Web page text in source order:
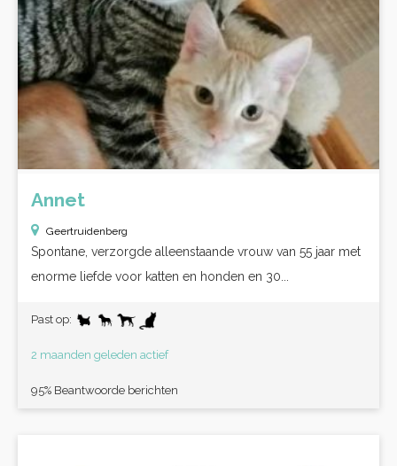
Annet
Geertruidenberg
Spontane, verzorgde alleenstaande vrouw van 55 jaar met
enorme liefde voor katten en honden en 30...
Past op:
2 maanden geleden actief
95% Beantwoorde berichten